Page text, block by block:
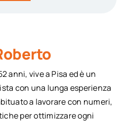
anni, vive a Pisa ed è un
con una lunga esperienza
a lavorare con numeri,
per ottimizzare ogni